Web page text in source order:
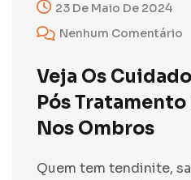
23 De Maio De 2024
Nenhum Comentário
Veja Os
Pós
Nos Ombros
Quem tem tendinite,